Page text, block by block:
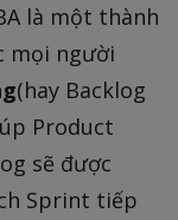
là một thành
mọi người
(hay Backlog
Product
sẽ được
Sprint tiếp